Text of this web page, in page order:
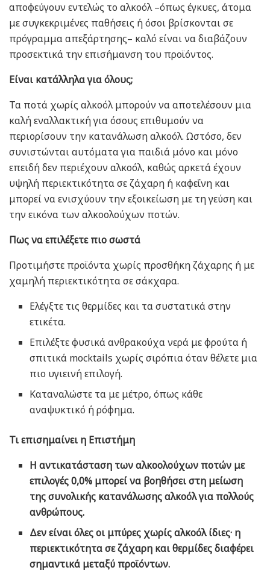
αποφεύγουν εντελώς το αλκοόλ –όπως έγκυες, άτομα
με συγκεκριμένες παθήσεις ή όσοι βρίσκονται σε
πρόγραμμα απεξάρτησης– καλό είναι να διαβάζουν
προσεκτικά την επισήμανση του προϊόντος.
Είναι κατάλληλα για όλους;
Τα ποτά χωρίς αλκοόλ μπορούν να αποτελέσουν μια
καλή εναλλακτική για όσους επιθυμούν να
περιορίσουν την κατανάλωση αλκοόλ. Ωστόσο, δεν
συνιστώνται αυτόματα για παιδιά μόνο και μόνο
επειδή δεν περιέχουν αλκοόλ, καθώς αρκετά έχουν
υψηλή περιεκτικότητα σε ζάχαρη ή καφεΐνη και
μπορεί να ενισχύουν την εξοικείωση με τη γεύση και
την εικόνα των αλκοολούχων ποτών.
Πως να επιλέξετε πιο σωστά
Προτιμήστε προϊόντα χωρίς προσθήκη ζάχαρης ή με
χαμηλή περιεκτικότητα σε σάκχαρα.
Ελέγξτε τις θερμίδες και τα συστατικά στην
ετικέτα.
Επιλέξτε φυσικά ανθρακούχα νερά με φρούτα ή
σπιτικά mocktails χωρίς σιρόπια όταν θέλετε μια
πιο υγιεινή επιλογή.
Καταναλώστε τα με μέτρο, όπως κάθε
αναψυκτικό ή ρόφημα.
Τι επισημαίνει η Επιστήμη
Η αντικατάσταση των αλκοολούχων ποτών με
επιλογές 0,0% μπορεί να βοηθήσει στη μείωση
της συνολικής κατανάλωσης αλκοόλ για πολλούς
ανθρώπους.
Δεν είναι όλες οι μπύρες χωρίς αλκοόλ ίδιες· η
περιεκτικότητα σε ζάχαρη και θερμίδες διαφέρει
σημαντικά μεταξύ προϊόντων.